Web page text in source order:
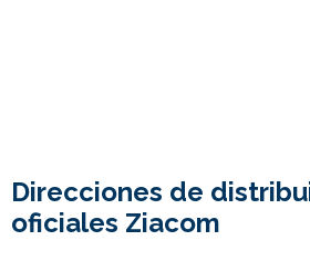
Direcciones de
oficiales Ziacom